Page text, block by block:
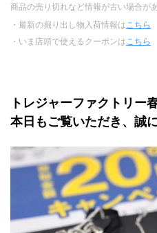
商品の売り切れなど情報が古い場合が
・最新の掘り出し物入荷情報は こちら
・いま店頭で使えるクーポンは こちら
トレジャーファクトリー
本日もご覧いただき、誠